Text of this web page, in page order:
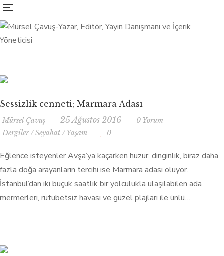
Sessizlik cenneti; Marmara Adası
Mürsel Çavuş 25 Ağustos 2016
0 Yorum
Dergiler/Seyahat /Yaşam 0
Eğlence isteyenler Avşa’ya kaçarken huzur, dinginlik, biraz daha
fazla doğa arayanların tercihi ise Marmara adası oluyor.
İstanbul’dan iki buçuk saatlik bir yolculukla ulaşılabilen ada
mermerleri, rutubetsiz havası ve güzel plajları ile ünlü…